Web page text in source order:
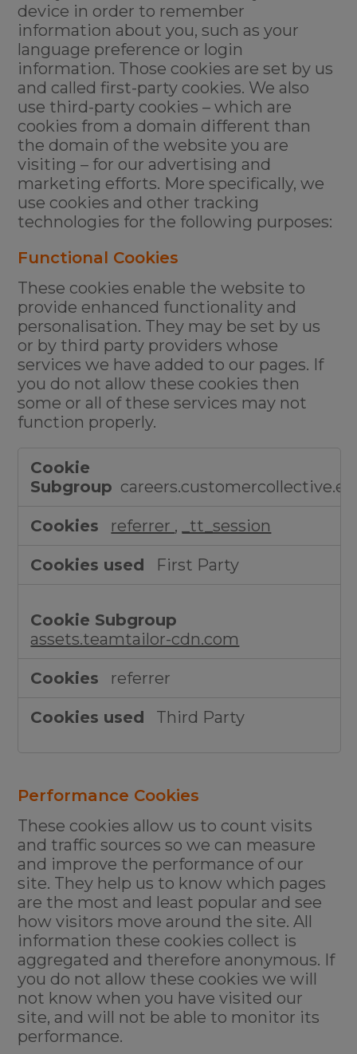
device in order to remember
information about you, such as your
language preference or login
information. Those cookies are set by us
and called first-party cookies. We also
use third-party cookies – which are
cookies from a domain different than
the domain of the website you are
visiting – for our advertising and
marketing efforts. More specifically, we
use cookies and other tracking
technologies for the following purposes:
Functional Cookies
These cookies enable the website to
provide enhanced functionality and
personalisation. They may be set by us
or by third party providers whose
services we have added to our pages. If
you do not allow these cookies then
some or all of these services may not
function properly.
Functional
Cookies
careers.customercollective.eu
referrer , _tt_session
First Party
assets.teamtailor-cdn.com
referrer
Third Party
Performance Cookies
These cookies allow us to count visits
and traffic sources so we can measure
and improve the performance of our
site. They help us to know which pages
are the most and least popular and see
how visitors move around the site. All
information these cookies collect is
aggregated and therefore anonymous. If
you do not allow these cookies we will
not know when you have visited our
site, and will not be able to monitor its
performance.